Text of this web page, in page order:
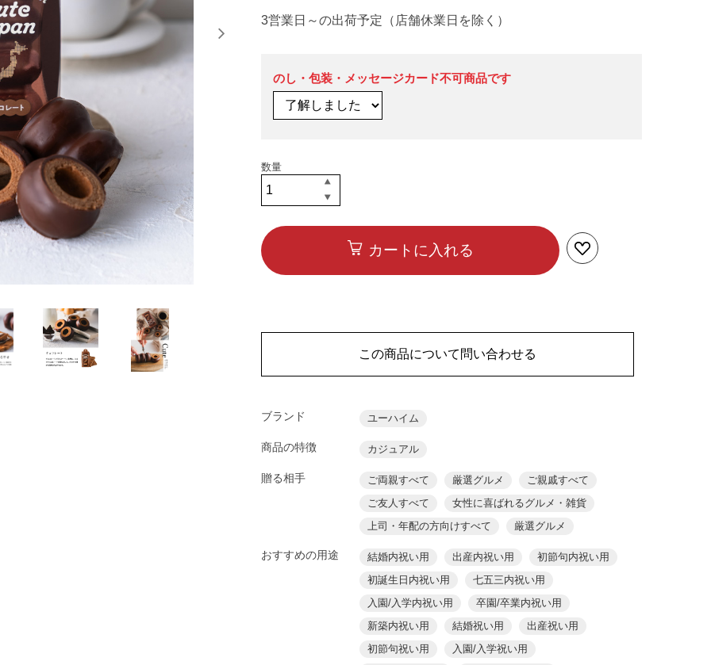
3営業日～の出荷予定（店舗休業日を除く）
のし・包装・メッセージカード不可商品です
カートに入れる
この商品について問い合わせる
ブランド ユーハイム
商品の特徴 カジュアル
贈る相手 ご両親すべて 厳選グルメ
ご親戚すべて
ご友人すべて
女性に喜ばれるグルメ・雑貨
上司・年配の方向けすべて
厳選グルメ
おすすめの用途 結婚内祝い用 出産内祝い用
初節句内祝い用
初誕生日内祝い用
七五三内祝い用
入園/入学内祝い用
卒園/卒業内祝い用
新築内祝い用
結婚祝い用
出産祝い用
初節句祝い用
入園/入学祝い用